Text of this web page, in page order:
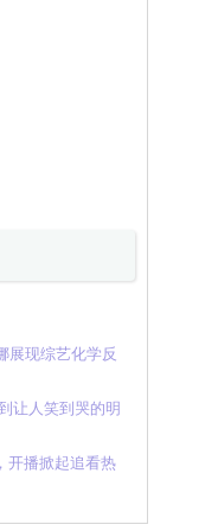
展现综艺化学反
让人笑到哭的明
开播掀起追看热